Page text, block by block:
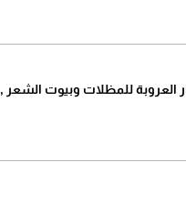
للمظلات وبيوت الشعر ,